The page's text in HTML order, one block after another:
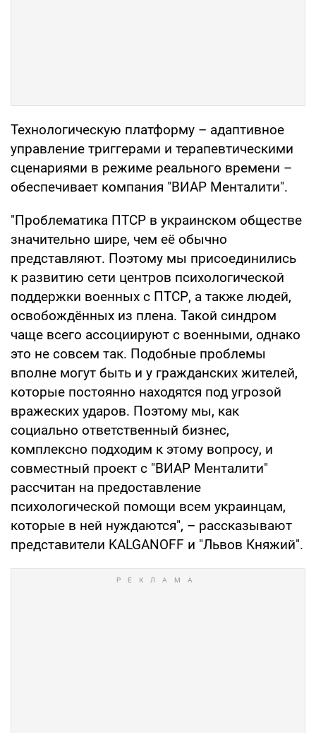
Технологическую платформу – адаптивное
управление триггерами и терапевтическими
сценариями в режиме реального времени –
обеспечивает компания "ВИАР Менталити".
"Проблематика ПТСР в украинском обществе
значительно шире, чем её обычно
представляют. Поэтому мы присоединились
к развитию сети центров психологической
поддержки военных с ПТСР, а также людей,
освобождённых из плена. Такой синдром
чаще всего ассоциируют с военными, однако
это не совсем так. Подобные проблемы
вполне могут быть и у гражданских жителей,
которые постоянно находятся под угрозой
вражеских ударов. Поэтому мы, как
социально ответственный бизнес,
комплексно подходим к этому вопросу, и
совместный проект с "ВИАР Менталити"
рассчитан на предоставление
психологической помощи всем украинцам,
которые в ней нуждаются", – рассказывают
представители KALGANOFF и "Львов Княжий".